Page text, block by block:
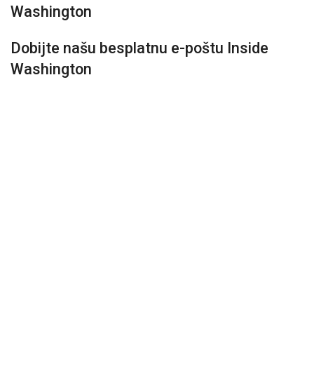
Washington
Dobijte našu besplatnu e-poštu Inside
Washington